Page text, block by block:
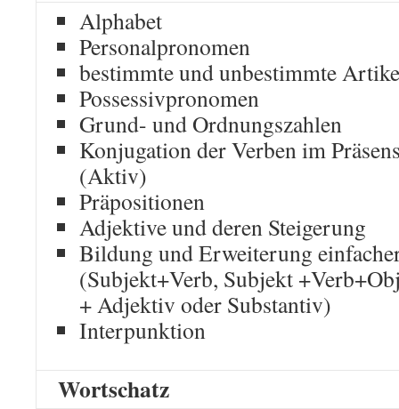
Alphabet
Personalpronomen
bestimmte und unbestimmte
Possessivpronomen
Grund- und Ordnungszahlen
Konjugation der Verben im
(Aktiv)
Präpositionen
Adjektive und deren Steigerung
Bildung und Erweiterung
(Subjekt+Verb, Subjekt
+ Adjektiv oder Substantiv)
Interpunktion
Wortschatz